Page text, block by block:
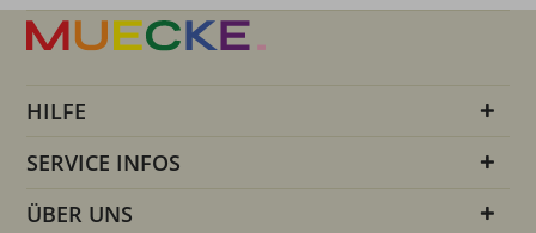
HILFE
SERVICE INFOS
ÜBER UNS